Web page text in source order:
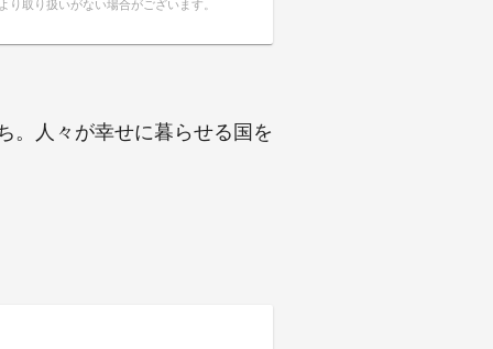
り取り扱いがない場合がございます。
。人々が幸せに暮らせる国を